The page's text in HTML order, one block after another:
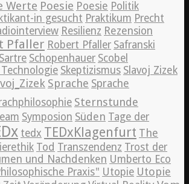
Werte Poesie Poesie Politik
in gesucht Praktikum Precht
Resilienz Rezension
Pfaller Robert Pfaller Safranski
Sartre Schopenhauer Scobel
Skeptizismus Slavoj Zizek
Sprache Sprache
Sternstunde
Symposion Süden Tage der
tedx TEDxKlagenfurt The
Tod Transzendenz Trost der
und Nachdenken Umberto Eco
Praxis" Utopie Utopie